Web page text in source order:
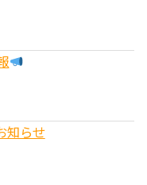
知らせ